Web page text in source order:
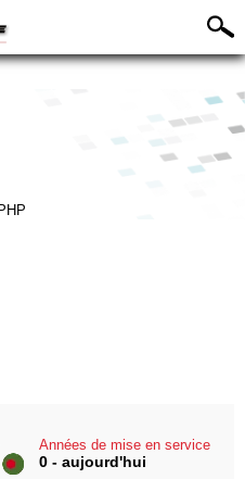
Années de mise en service
0 - aujourd'hui